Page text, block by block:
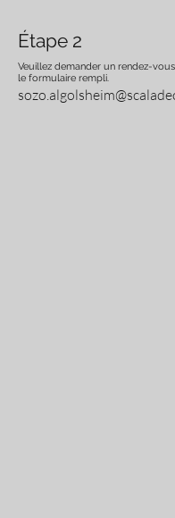
Étape 2
Veuillez demander un rendez-
le formulaire rempli.